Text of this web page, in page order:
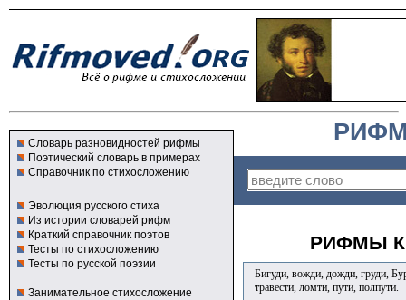
Словарь разновидностей рифмы
Поэтический словарь в примерах
Справочник по стихосложению
Эволюция русского стиха
Из истории словарей рифм
Краткий справочник поэтов
Тесты по стихосложению
Тесты по русской поэзии
Занимательное стихосложение
РИФМЫ К
Бигуди, вожди, дожди, груди,
травести, ломти, пути, полпути.